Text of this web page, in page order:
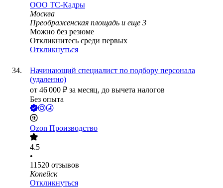
ООО ТС-Кадры
Москва
Преображенская площадь и еще 3
Можно без резюме
Откликнитесь среди первых
Откликнуться
Начинающий специалист по подбору персонала
(удаленно)
от 46 000 ₽ за месяц, до вычета налогов
Без опыта
Ozon Производство
4.5
•
11520 отзывов
Копейск
Откликнуться